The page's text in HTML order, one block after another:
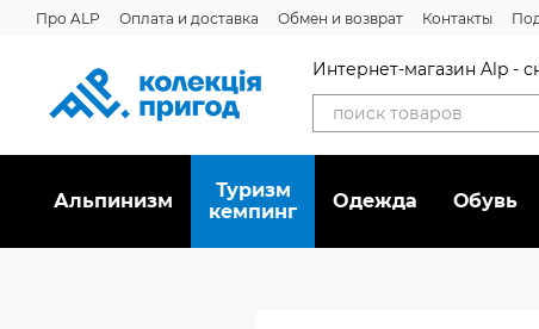
Перейти к основному контенту
Про ALP Оплата и доставка Обмен и возврат Контакты
Интернет-магазин Alp -
Альпинизм
Туризм
кемпинг
Oдежда Обувь